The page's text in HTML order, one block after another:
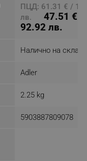
ПЦД: 61.31 € /
лв.
47.51 € /
92.92 лв.
Налично на склад
Adler
2.25 kg
5903887809078